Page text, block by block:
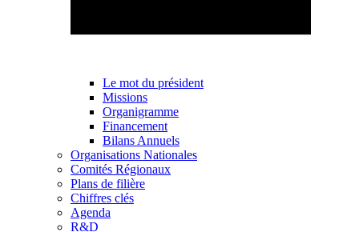
Le mot du président
Missions
Organigramme
Financement
Bilans Annuels
Organisations Nationales
Comités Régionaux
Plans de filière
Chiffres clés
Agenda
R&D